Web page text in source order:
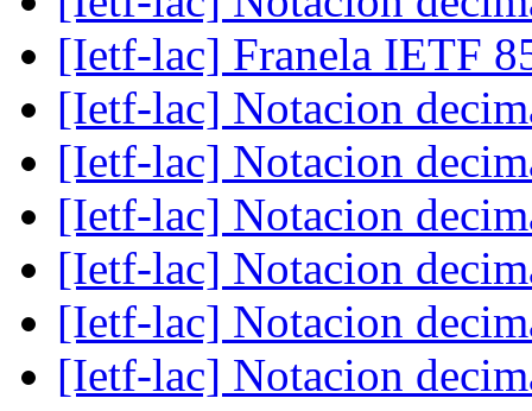
[Ietf-lac] Franela IETF
[Ietf-lac] Notacion
[Ietf-lac] Notacion
[Ietf-lac] Notacion
[Ietf-lac] Notacion
[Ietf-lac] Notacion
[Ietf-lac] Notacion